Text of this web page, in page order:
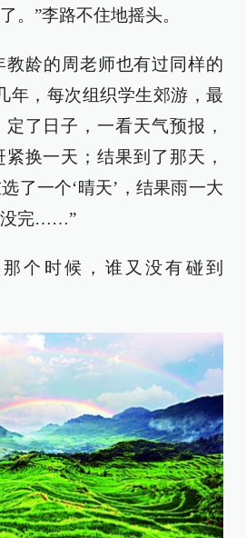
。”李路不住地摇头。
教龄的周老师也有过同样的
年，每次组织学生郊游，最
了日子，一看天气预报，
换一天；结果到了那天，
了一个‘晴天’，结果雨一大
没完……”
个时候，谁又没有碰到